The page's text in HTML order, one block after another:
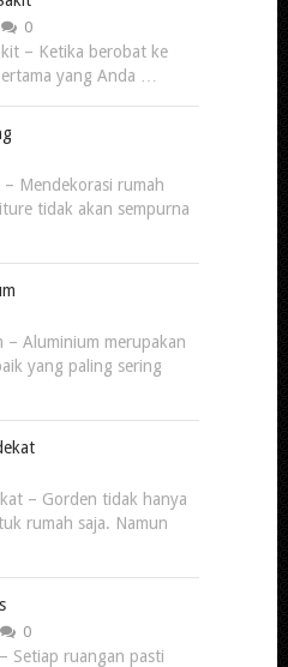
0
– Ketika berobat ke
yang Anda …
Mendekorasi rumah
tidak akan sempurna
– Aluminium merupakan
yang paling sering
– Gorden tidak hanya
rumah saja. Namun
0
Setiap ruangan pasti